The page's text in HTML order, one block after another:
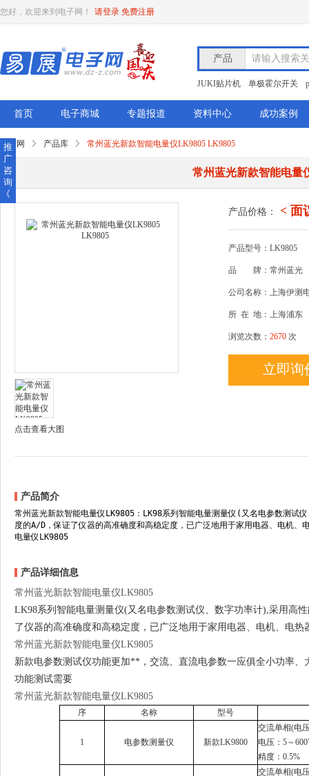
您好，欢迎来到电子网！ 请登录 免费注册
产品 请输入搜索
JUKI贴片机 单极霍尔开关
首页 电子商城 专题报道 资料中心 成功案例
电子网 产品库 常州蓝光新款智能电量仪LK9805 LK9805
常州蓝光新款智能电量
点击查看大图
产品价格： < 面
产品型号：LK9805
品 牌：常州蓝光
公司名称：上海伊测
所 在 地：上海浦东
浏览次数： 2670 次
立即询
产品简介
常州蓝光新款智能电量仪LK9805：LK98系列智能电量测量仪(又名电参数测试
度的A/D，保证了仪器的高准确度和高稳定度，已广泛地用于家用电器、电机
电量仪LK9805
产品详细信息
常州蓝光新款智能电量仪LK9805
LK98系列智能电量测量仪(又名电参数测试仪、数字功率计),采用高
了仪器的高准确度和高稳定度，已广泛地用于家用电器、电机、电
常州蓝光新款智能电量仪LK9805
新款电参数测试仪功能更加**，交流、直流电参数一应俱全小功率
功能测试需要
常州蓝光新款智能电量仪LK9805
序 名称 型号
1 电参数测量仪 新款LK9800
交流单相(电
电压：5～
精度：0.5%
交流单相(电
推
广
咨
询
《